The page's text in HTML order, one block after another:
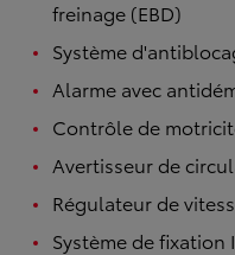
freinage (EBD)
Système
Alarme avec
Contrôle de
Avertisseur de
Régulateur de
Système de fixation